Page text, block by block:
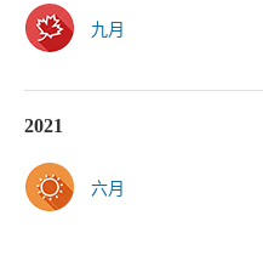
九月
2021
六月